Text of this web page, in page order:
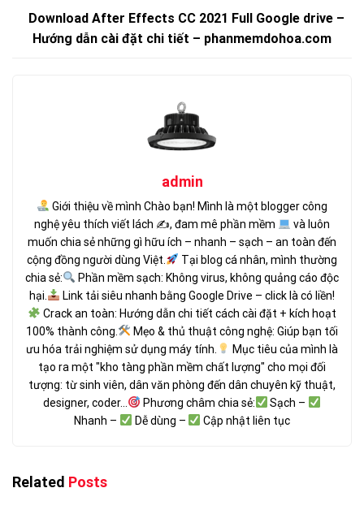
Download After Effects CC 2021 Full Google drive –
Hướng dẫn cài đặt chi tiết – phanmemdohoa.com
admin
Giới thiệu về mình Chào bạn! Mình là một blogger công
nghệ yêu thích viết lách ✍, đam mê phần mềm
và luôn
muốn chia sẻ những gì hữu ích – nhanh – sạch – an toàn đến
cộng đồng người dùng Việt.
Tại blog cá nhân, mình thường
chia sẻ:
Phần mềm sạch: Không virus, không quảng cáo độc
hại.
Link tải siêu nhanh bằng Google Drive – click là có liền!
Crack an toàn: Hướng dẫn chi tiết cách cài đặt + kích hoạt
100% thành công.
Mẹo & thủ thuật công nghệ: Giúp bạn tối
ưu hóa trải nghiệm sử dụng máy tính.
Mục tiêu của mình là
tạo ra một "kho tàng phần mềm chất lượng" cho mọi đối
tượng: từ sinh viên, dân văn phòng đến dân chuyên kỹ thuật,
designer, coder...
Phương châm chia sẻ:
Sạch –
Nhanh –
Dễ dùng – Cập nhật liên tục
Related Posts